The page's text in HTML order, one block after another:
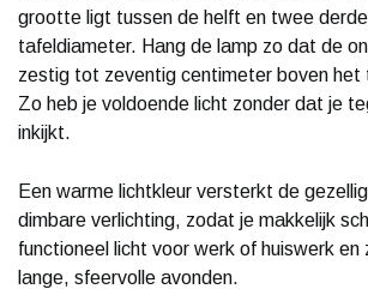
grootte ligt tussen de helft en twee
tafeldiameter. Hang de lamp zo dat de
zestig tot zeventig centimeter boven het
Zo heb je voldoende licht zonder dat je
inkijkt.
Een warme lichtkleur versterkt de
dimbare verlichting, zodat je makkelijk
functioneel licht voor werk of huiswerk en
lange, sfeervolle avonden.